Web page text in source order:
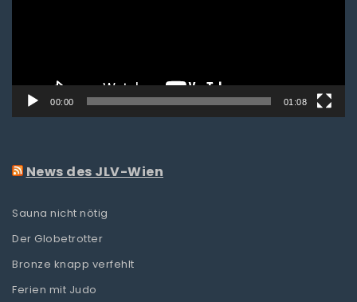
00:00 01:08
News des JLV-Wien
Sauna nicht nötig
Der Globetrotter
Bronze knapp verfehlt
Ferien mit Judo